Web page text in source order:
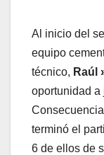
Al inicio del
equipo
técnico, Raúl
oportunidad a
terminó el
6 de ellos de